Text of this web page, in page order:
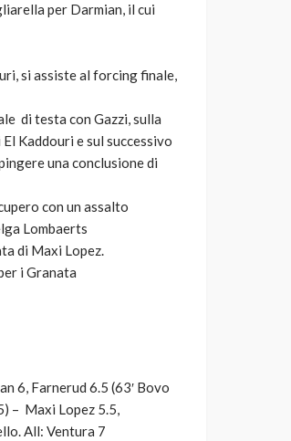
per Darmian, il cui
si assiste al forcing finale,
di testa con Gazzi, sulla
Kaddouri e sul successivo
una conclusione di
con un assalto
Lombaerts
di Maxi Lopez.
i Granata
6, Farnerud 6.5 (63′ Bovo
– Maxi Lopez 5.5,
All: Ventura 7